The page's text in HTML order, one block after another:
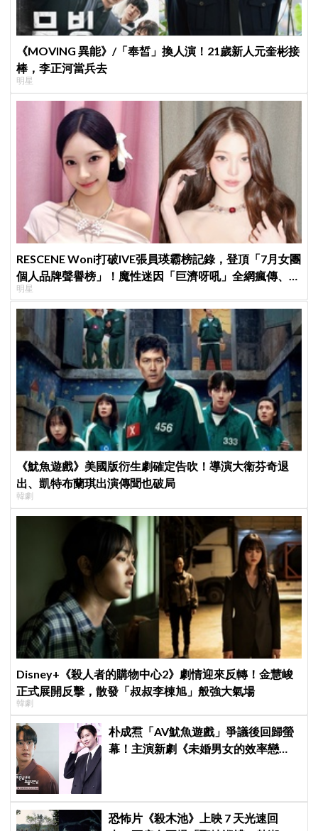
《MOVING 異能》/「奉皙」換人演！21歲新人元奎彬接
棒，李正河當兵去
明星
RESCENE Woni打破IVE張員瑛霸榜記錄，登頂「7月女團
個人品牌聲譽榜」！魔性迷因「巨濟呀吼」全網瘋傳、逆
襲Melon第一
明星
《魷魚遊戲》美國版衍生劇確定告吹！導演大衛芬奇退
出、凱特布蘭琪出演傳聞也破局
韓劇
Disney+《殺人者的購物中心2》劇情迎來反轉！金慧峻
正式展開反擊，散發「叔叔李棟旭」般強大氣場
韓劇
朴成焄「AV魷魚遊戲」爭議後回歸螢
幕！主演新劇《未婚男女的效率戀
恐怖片《殺木池》上映 7 天光速回